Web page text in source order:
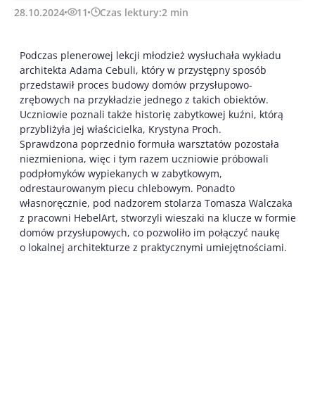
28.10.2024 11 Czas lektury:2 min
Podczas plenerowej lekcji młodzież wysłuchała wykładu
architekta Adama Cebuli, który w przystępny sposób
przedstawił proces budowy domów przysłupowo-
zrębowych na przykładzie jednego z takich obiektów.
Uczniowie poznali także historię zabytkowej kuźni, którą
przybliżyła jej właścicielka, Krystyna Proch.
Sprawdzona poprzednio formuła warsztatów pozostała
niezmieniona, więc i tym razem uczniowie próbowali
podpłomyków wypiekanych w zabytkowym,
odrestaurowanym piecu chlebowym. Ponadto
własnoręcznie, pod nadzorem stolarza Tomasza Walczaka
z pracowni HebelArt, stworzyli wieszaki na klucze w formie
domów przysłupowych, co pozwoliło im połączyć naukę
o lokalnej architekturze z praktycznymi umiejętnościami.